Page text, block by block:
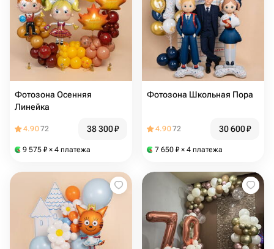
Фотозона Осенняя
Линейка
4.9072 38 300₽
9 575 ₽ × 4 платежа
Фотозона Школьная Пора
4.9072 30 600₽
7 650 ₽ × 4 платежа